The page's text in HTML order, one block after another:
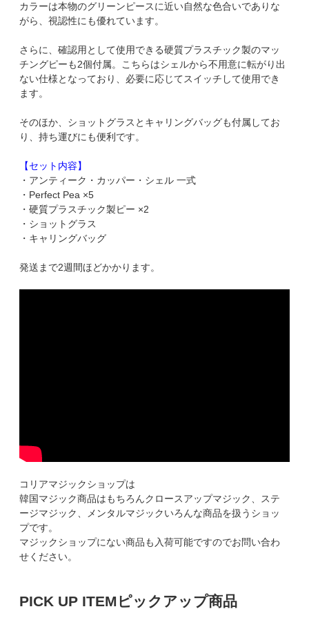
カラーは本物のグリーンピースに近い自然な色合いでありな
がら、視認性にも優れています。
さらに、確認用として使用できる硬質プラスチック製のマッ
チングピーも2個付属。こちらはシェルから不用意に転がり出
ない仕様となっており、必要に応じてスイッチして使用でき
ます。
そのほか、ショットグラスとキャリングバッグも付属してお
り、持ち運びにも便利です。
【セット内容】
・アンティーク・カッパー・シェル 一式
・Perfect Pea ×5
・硬質プラスチック製ピー ×2
・ショットグラス
・キャリングバッグ
発送まで2週間ほどかかります。
コリアマジックショップは
韓国マジック商品はもちろんクロースアップマジック、ステ
ージマジック、メンタルマジックいろんな商品を扱うショッ
プです。
マジックショップにない商品も入荷可能ですのでお問い合わ
せください。
PICK UP ITEM ピックアップ商品